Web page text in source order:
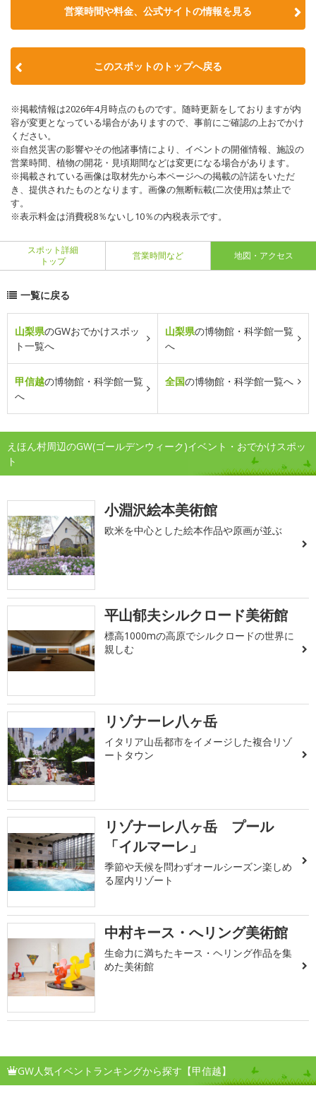
営業時間や料金、公式サイトの情報を見る
このスポットのトップへ戻る
※掲載情報は2026年4月時点のものです。随時更新をしておりますが内
容が変更となっている場合がありますので、事前にご確認の上おでかけ
ください。
※自然災害の影響やその他諸事情により、イベントの開催情報、施設の
営業時間、植物の開花・見頃期間などは変更になる場合があります。
※掲載されている画像は取材先から本ページへの掲載の許諾をいただ
き、提供されたものとなります。画像の無断転載(二次使用)は禁止で
す。
※表示料金は消費税8％ないし10％の内税表示です。
スポット詳細
トップ
営業時間など 地図・アクセス
一覧に戻る
山梨県のGWおでかけスポッ
ト一覧へ
山梨県の博物館・科学館一覧
へ
甲信越の博物館・科学館一覧
へ
全国の博物館・科学館一覧へ
えほん村周辺のGW(ゴールデンウィーク)イベント・おでかけスポッ
ト
小淵沢絵本美術館
欧米を中心とした絵本作品や原画が並ぶ
平山郁夫シルクロード美術館
標高1000mの高原でシルクロードの世界に
親しむ
リゾナーレ八ヶ岳
イタリア山岳都市をイメージした複合リゾ
ートタウン
リゾナーレ八ヶ岳 プール
「イルマーレ」
季節や天候を問わずオールシーズン楽しめ
る屋内リゾート
中村キース・へリング美術館
生命力に満ちたキース・ヘリング作品を集
めた美術館
GW人気イベントランキングから探す【甲信越】